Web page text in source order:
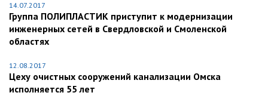
14.07.2017
Группа ПОЛИПЛАСТИК приступит к модернизации
инженерных сетей в Свердловской и Смоленской
областях
12.08.2017
Цеху очистных сооружений канализации Омска
исполняется 55 лет